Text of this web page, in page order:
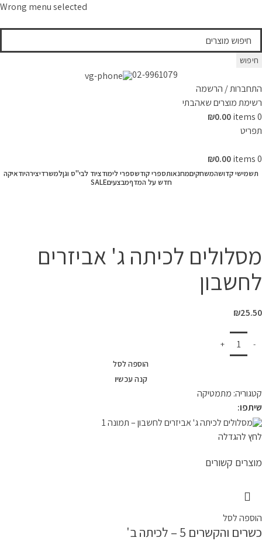
Wrong menu selected
חיפוש
02-9961079
התחברות / הרשמה
רשימת מוצרים שאהבתי
0
items
₪0.00
תפריט
0
items
₪0.00
תשמישי קדושהמשחקיםמחנאותספרי קודשספרי לימודציוד לבי"ס וגןלמשרדיצירהיודאיקה
חדש על המדףמבצעיםSALE
מסלולים לכיתה ג' אביזרים
לחשבון
₪25.50
הוספה לסל
קנה עכשיו
קטגוריה: מתמטיקה
שיתפו:
לחץ להגדלה
מוצרים קשורים
הוספה לסל
כשרים והקשרים 5 – לכיתה ב'